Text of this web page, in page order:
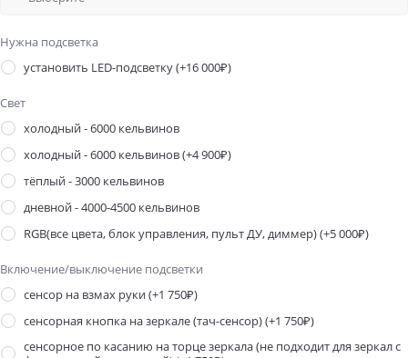
Нужна подсветка
установить LED-подсветку(+16 000₽)
Свет
холодный - 6000 кельвинов
холодный - 6000 кельвинов(+4 900₽)
тёплый - 3000 кельвинов
дневной - 4000-4500 кельвинов
RGB(все цвета, блок управления, пульт ДУ, диммер)(+5 000₽)
Включение/выключение подсветки
сенсор на взмах руки(+1 750₽)
сенсорная кнопка на зеркале (тач-сенсор)(+1 750₽)
сенсорное по касанию на торце зеркала (не подходит для зеркал с